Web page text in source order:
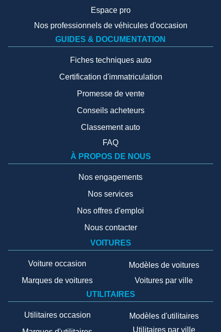
Espace pro
Nos professionnels de véhicules d'occasion
GUIDES & DOCUMENTATION
Fiches techniques auto
Certification d'immatriculation
Promesse de vente
Conseils acheteurs
Classement auto
FAQ
À PROPOS DE NOUS
Nos engagements
Nos services
Nos offres d'emploi
Nous contacter
VOITURES
Voiture occasion
Marques de voitures
Modèles de voitures
Voitures par ville
UTILITAIRES
Utilitaires occasion
Modèles d'utilitaires
Utilitaires par ville